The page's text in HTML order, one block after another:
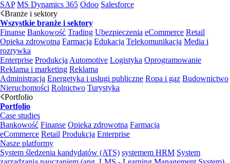
SAP MS Dynamics 365 Odoo Salesforce
Branże i sektory
Wszystkie branże i sektory
Finanse Bankowość Trading Ubezpieczenia eCommerce Retail
Opieka zdrowotna Farmacja Edukacja Telekomunikacja Media i
rozrywka
Enterprise Produkcja Automotive Logistyka Oprogramowanie
Reklama i marketing Reklama
Administracja Energetyka i usługi publiczne Ropa i gaz Budownictwo
Nieruchomości Rolnictwo Turystyka
Portfolio
Portfolio
Case studies
Bankowość Finanse Opieka zdrowotna Farmacja
eCommerce Retail Produkcja Enterprise
Nasze platformy
System śledzenia kandydatów (ATS) systemem HRM System